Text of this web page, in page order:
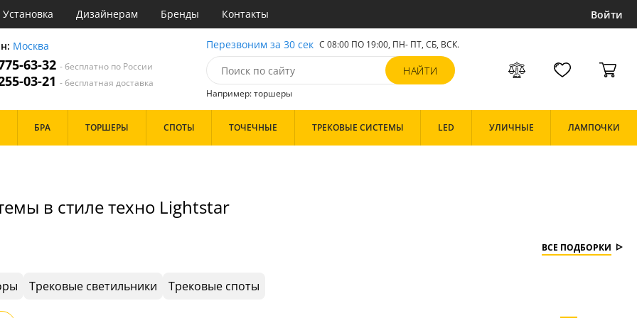
Установка Дизайнерам Бренды Контакты Войти
Москва
63-32 - бесплатно по России
03-21 - бесплатная доставка
Перезвоним за 30 сек С 08:00 ПО 19:00, ПН- ПТ,СБ, ВСК.
Например: торшеры
Офис
Белые
БРА ТОРШЕРЫ СПОТЫ ТОЧЕЧНЫЕ ТРЕКОВЫЕ СИСТЕМЫ LED УЛИЧНЫЕ ЛАМПОЧКИ
в стиле техно Lightstar
ВСЕ ПОДБОРКИ
Трековые светильники Трековые споты